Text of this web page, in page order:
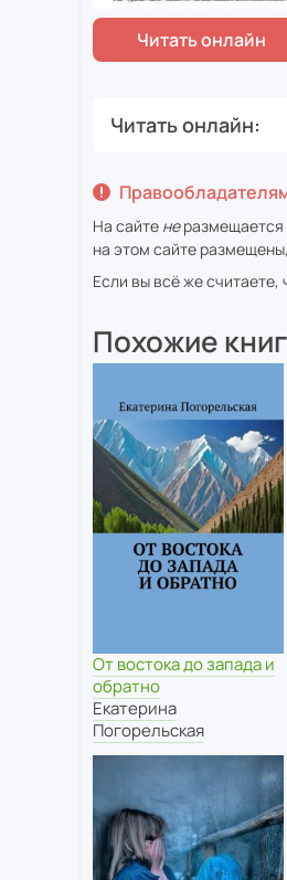
Читать онлайн
На сайте неразмещается
на этом сайте
Если вы всё же считаете,
Похожие
От востока до запада и
обратно
Екатерина
Погорельская